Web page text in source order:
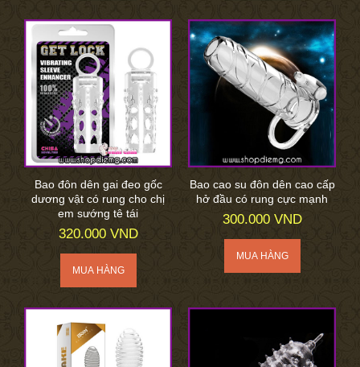
Bao đôn dên gai đeo gốc
dương vật có rung cho chị
em sướng tê tái
320.000 VND
Bao cao su đôn dên cao cấp
hở đầu có rung cực mạnh
300.000 VND